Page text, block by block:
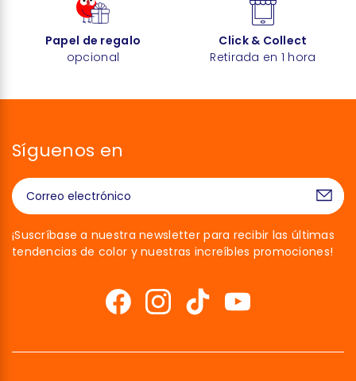
Papel de regalo
opcional
Click & Collect
Retirada en 1 hora
Síguenos en
¡Suscríbase a nuestra newsletter para recibir las últimas
tendencias de color y nuestras increíbles promociones!